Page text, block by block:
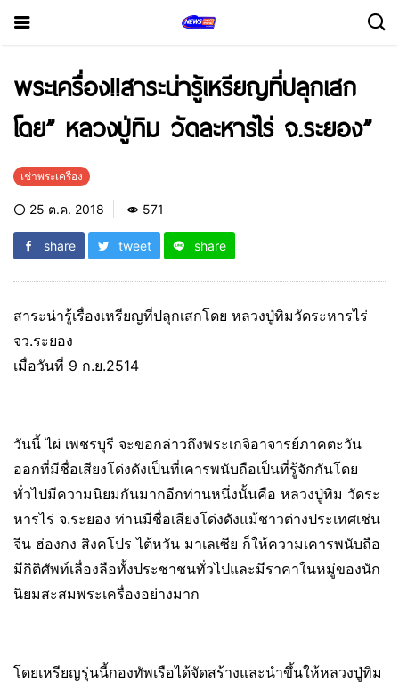
พระเครื่อง!!สาระน่ารู้เหรียญที่ปลุกเสก
โดย” หลวงปู่ทิม วัดละหารไร่ จ.ระยอง”
เช่าพระเครื่อง
25 ต.ค. 2018 571
share tweet share
สาระน่ารู้เรื่องเหรียญที่ปลุกเสกโดย หลวงปู่ทิมวัดระหารไร่
จว.ระยอง
เมื่อวันที่ 9 ก.ย.2514
วันนี้ ไผ่ เพชรบุรี จะขอกล่าวถึงพระเกจิอาจารย์ภาคตะวัน
ออกที่มีชื่อเสียงโด่งดังเป็นที่เคารพนับถือเป็นที่รู้จักกันโดย
ทั่วไปมีความนิยมกันมากอีกท่านหนึ่งนั้นคือ หลวงปู่ทิม วัดระ
หารไร่ จ.ระยอง ท่านมีชื่อเสียงโด่งดังแม้ชาวต่างประเทศเช่น
จีน ฮ่องกง สิงคโปร ไต้หวัน มาเลเซีย ก็ให้ความเคารพนับถือ
มีกิติศัพท์เลื่องลือทั้งประชาชนทั่วไปและมีราคาในหมู่ของนัก
นิยมสะสมพระเครื่องอย่างมาก
โดยเหรียญรุ่นนี้กองทัพเรือได้จัดสร้างและนำขึ้นให้หลวงปู่ทิม